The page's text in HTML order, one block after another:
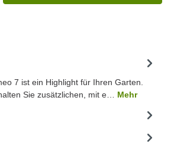
7 ist ein Highlight für Ihren Garten.
Sie zusätzlichen, mit e… Mehr